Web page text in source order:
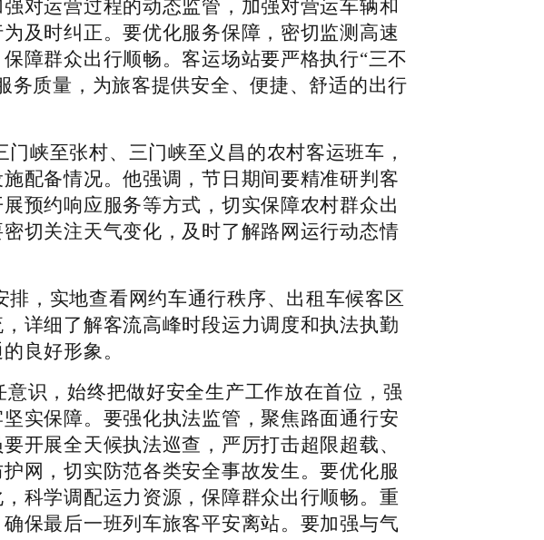
对运营过程的动态监管，加强对营运车辆和
及时纠正。要优化服务保障，密切监测高速
障群众出行顺畅。客运场站要严格执行“三不
务质量，为旅客提供安全、便捷、舒适的出行
峡至张村、三门峡至义昌的农村客运班车，
配备情况。他强调，节日期间要精准研判客
预约响应服务等方式，切实保障农村群众出
切关注天气变化，及时了解路网运行动态情
，实地查看网约车通行秩序、出租车候客区
详细了解客流高峰时段运力调度和执法执勤
良好形象。
识，始终把做好安全生产工作放在首位，强
实保障。要强化执法监管，聚焦路面通行安
开展全天候执法巡查，严厉打击超限超载、
网，切实防范各类安全事故发生。要优化服
科学调配运力资源，保障群众出行顺畅。重
保最后一班列车旅客平安离站。要加强与气